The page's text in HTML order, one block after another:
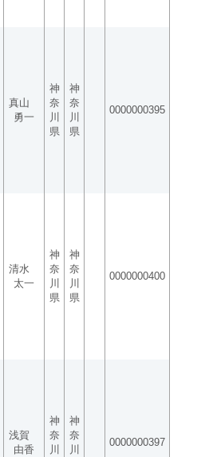
真山
勇一
神
奈
川
県
神
奈
川
県
0000000395
清水
太一
神
奈
川
県
神
奈
川
県
0000000400
浅賀
由香
神
奈
川
神
奈
川
0000000397